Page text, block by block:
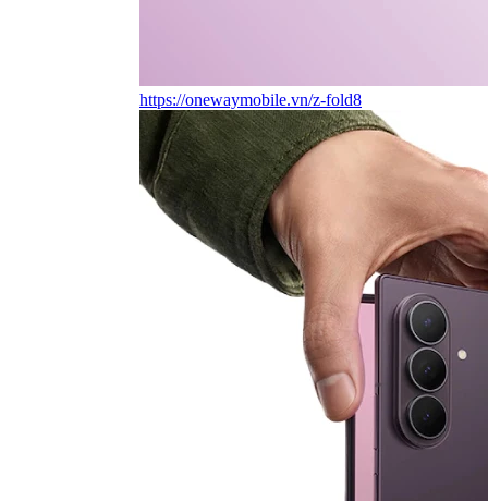
https://onewaymobile.vn/z-fold8